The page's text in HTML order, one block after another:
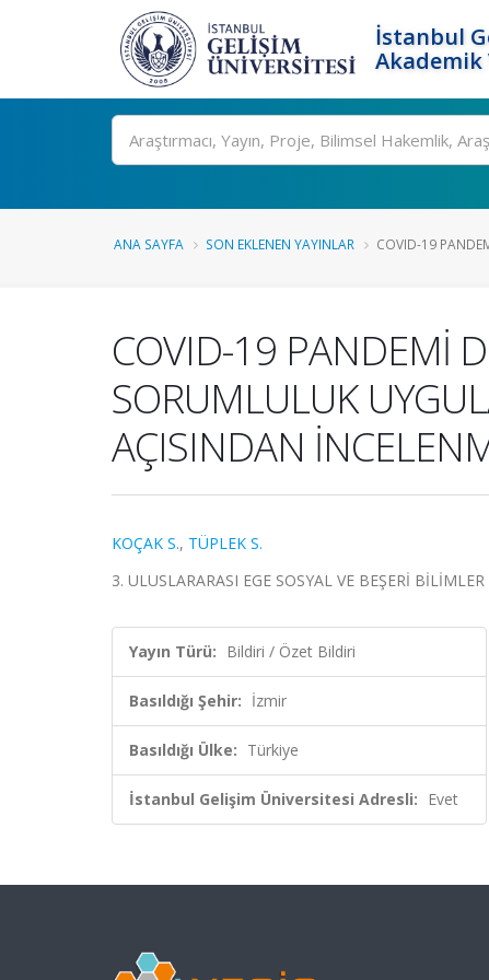
İstanbul
Akademik
Ara
ANA SAYFA SON EKLENEN YAYINLAR COVID-19
COVID-19 PANDEMİ
SORUMLULUK
AÇISINDAN
KOÇAK S., TÜPLEK S.
3. ULUSLARARASI EGE SOSYAL VE BEŞERİ
Yayın Türü: Bildiri / Özet Bildiri
Basıldığı Şehir: İzmir
Basıldığı Ülke: Türkiye
İstanbul Gelişim Üniversitesi Adresli: Evet